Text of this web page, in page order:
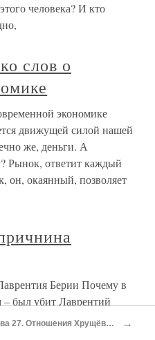
человека? И кто
слов о
экономике
движущей силой нашей
же, деньги. А
Рынок, ответит каждый
он, окаянный, позволяет
Берии Почему в
– был убит Лаврентий
под его
Глава 27. Отношения Хрущёва с КГБ →